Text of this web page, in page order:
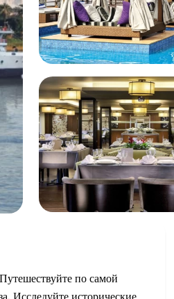
по самой